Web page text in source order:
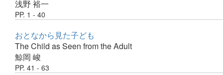
浅野 裕一
PP. 1 - 40
おとなから見た子ども
The Child as Seen from the Adult
鯨岡 峻
PP. 41 - 63